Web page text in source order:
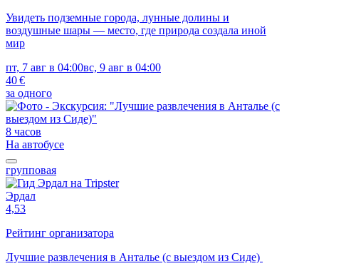
Увидеть подземные города, лунные долины и
воздушные шары — место, где природа создала иной
мир
пт, 7 авг в 04:00вс, 9 авг в 04:00
40 €
за одного
8 часов
На автобусе
групповая
Эрдал
4,53
Рейтинг организатора
Лучшие развлечения в Анталье (с выездом из Сиде)